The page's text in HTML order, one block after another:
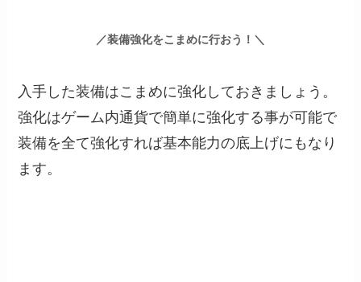
／装備強化をこまめに行おう！＼
入手した装備はこまめに強化しておきましょう。
強化はゲーム内通貨で簡単に強化する事が可能で
装備を全て強化すれば基本能力の底上げにもなり
ます。